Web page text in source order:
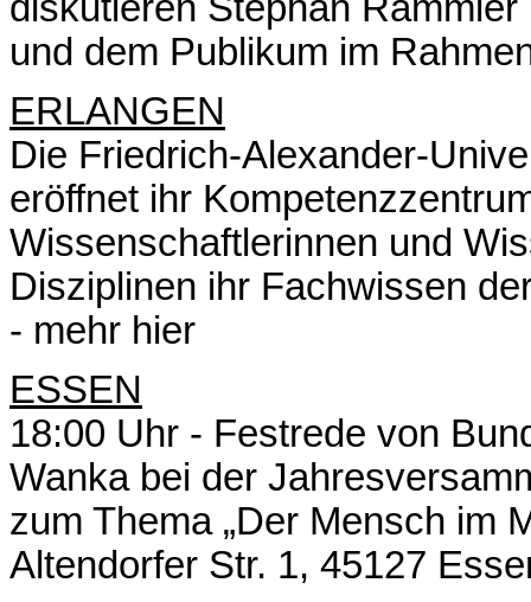
und dem Publikum im
ERLANGEN
Die Friedrich-Alexander-
eröffnet ihr
Wissenschaftlerinnen und
Disziplinen ihr Fachwissen
- mehr hier
ESSEN
18:00 Uhr - Festrede von
Wanka bei der
zum Thema „Der Mensch im
Altendorfer Str. 1, 45127